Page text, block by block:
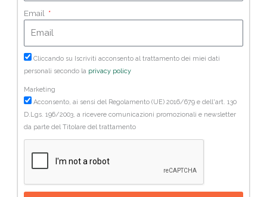
Email
Cliccando su Iscriviti acconsento al trattamento dei miei dati
personali secondo la privacy policy
Marketing
Acconsento, ai sensi del Regolamento (UE) 2016/679 e dell'art. 130
D.Lgs. 196/2003, a ricevere comunicazioni promozionali e newsletter
da parte del Titolare del trattamento